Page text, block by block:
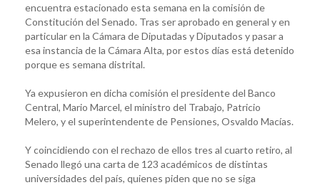
encuentra estacionado esta semana en la comisión de
Constitución del Senado. Tras ser aprobado en general y en
particular en la Cámara de Diputadas y Diputados y pasar a
esa instancia de la Cámara Alta, por estos días está detenido
porque es semana distrital.
Ya expusieron en dicha comisión el presidente del Banco
Central, Mario Marcel, el ministro del Trabajo, Patricio
Melero, y el superintendente de Pensiones, Osvaldo Macías.
Y coincidiendo con el rechazo de ellos tres al cuarto retiro, al
Senado llegó una carta de 123 académicos de distintas
universidades del país, quienes piden que no se siga